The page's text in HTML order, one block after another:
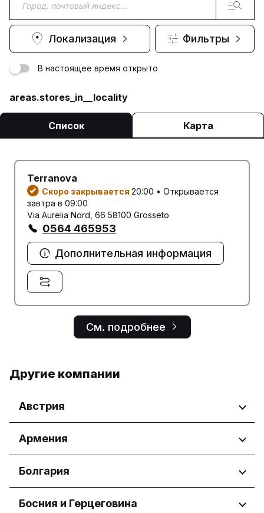
Локализация Фильтры
В настоящее время открыто
areas.stores_in__locality
Список Карта
Terranova
Скоро закрывается 20:00 • Открывается
завтра в 09:00
Via Aurelia Nord, 66 58100 Grosseto
0564 465953
Дополнительная информация
См. подробнее
Другие компании
Австрия
Регионы
Армения
Регионы
Болгария
Регионы
Босния и Герцеговина